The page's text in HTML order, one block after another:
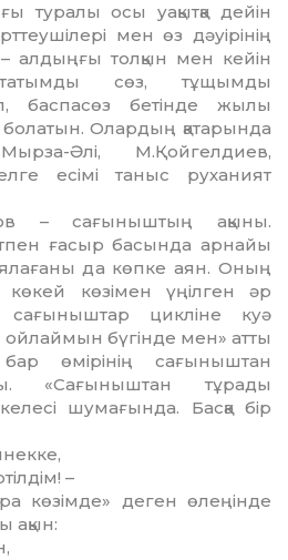
туралы осы уа­қытқа дейін
мен өз дәуірінің
– ал­дыңғы толқын мен кейін
сөз, тұщымды
бас­пасөз бетінде жылы
болатын. Олардың қатарында
Әлі, М.Қойгелдиев,
есімі таныс руханият
– сағыныштың ақыны.
ғасыр басында арнайы
да көпке аян. Оның
көзімен үңілген әр
сағыныштар цикліне куә
бүгінде мен» атты
өмірінің сағыныштан
«Сағыныштан тұрады
шумағында. Басқа бір
–
көзімде» деген өлеңінде
ақын: